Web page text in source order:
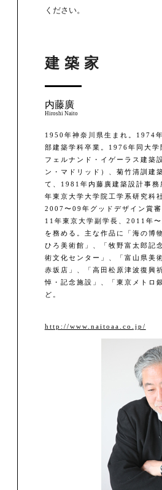
ください。
建築家
内藤廣
Hiroshi Naito
1950年神奈川県生まれ。1974
部建築学科卒業。1976年同大学
フェルナンド・イゲーラス建築
ン・マドリッド）、菊竹清訓建
て、1981年内藤廣建築設計事
年東京大学大学院工学系研究科
2007〜09年グッドデザイン賞
11年東京大学副学長、2011年
を務める。主な作品に「海の博
ひろ美術館」、「牧野富太郎記
術文化センター」、「富山県美
赤坂店」、「高田松原津波復興
悼・記念施設」、「東京メトロ
ど。
http://www.naitoaa.co.jp/